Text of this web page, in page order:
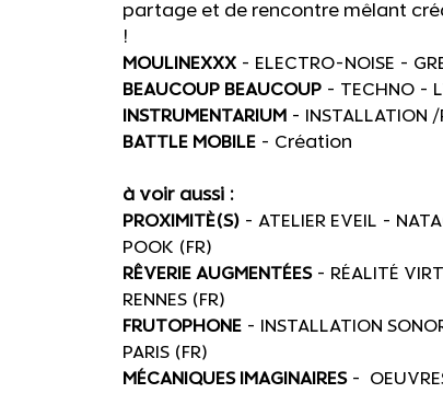
partage et de rencontre mêlant
!
MOULINEXXX - ELECTRO-NOISE -
BEAUCOUP BEAUCOUP - TECHNO -
INSTRUMENTARIUM - INSTALLATION /
BATTLE MOBILE - Création
à voir aussi :
PROXIMITÈ(S) - ATELIER EVEIL -
POOK (FR)
RÊVERIE AUGMENTÉES- RÉALITÉ
RENNES (FR)
FRUTOPHONE - INSTALLATION
PARIS (FR)
MÉCANIQUES IMAGINAIRES-